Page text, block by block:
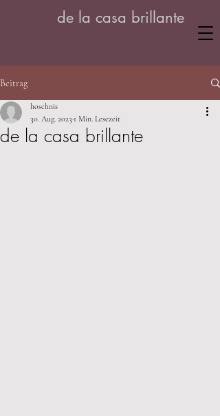
de la casa brillante
Beitrag
de la casa brillante
hoschnis
30. Aug. 2023 1 Min. Lesezeit